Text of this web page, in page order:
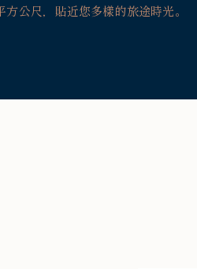
公尺，貼近您多樣的旅途時光。